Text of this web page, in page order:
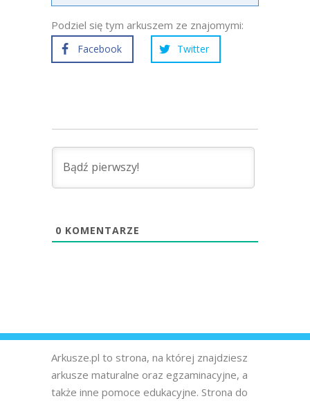
Podziel się tym arkuszem ze znajomymi:
Facebook Twitter
0 KOMENTARZE
Arkusze.pl to strona, na której znajdziesz
arkusze maturalne oraz egzaminacyjne, a
także inne pomoce edukacyjne. Strona do